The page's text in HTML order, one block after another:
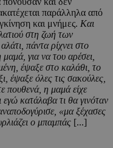
παράλληλα από
και μνήμες. Και
στη ζωή των
πάντα ρίχνει στο
για να του αρέσει,
έψαξε στο καλάθι, το
έψαξε όλες τις σακούλες,
πουθενά, η μαμά είχε
εγώ κατάλαβα τι θα γινόταν
«μα ξέχασες
ο μπαμπάς [...]